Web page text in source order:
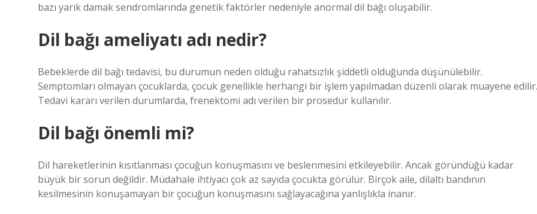
bazı yarık damak sendromlarında genetik faktörler nedeniyle anormal dil bağı oluşabilir.
Dil bağı ameliyatı adı nedir?
Bebeklerde dil bağı tedavisi, bu durumun neden olduğu rahatsızlık şiddetli olduğunda düşünülebilir.
Semptomları olmayan çocuklarda, çocuk genellikle herhangi bir işlem yapılmadan düzenli olarak muayene edilir.
Tedavi kararı verilen durumlarda, frenektomi adı verilen bir prosedür kullanılır.
Dil bağı önemli mi?
Dil hareketlerinin kısıtlanması çocuğun konuşmasını ve beslenmesini etkileyebilir. Ancak göründüğü kadar
büyük bir sorun değildir. Müdahale ihtiyacı çok az sayıda çocukta görülür. Birçok aile, dilaltı bandının
kesilmesinin konuşamayan bir çocuğun konuşmasını sağlayacağına yanlışlıkla inanır.